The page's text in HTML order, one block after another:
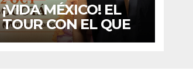
¡VIDA MÉXICO! EL
TOUR CON EL QUE
CARLOS RIVERA